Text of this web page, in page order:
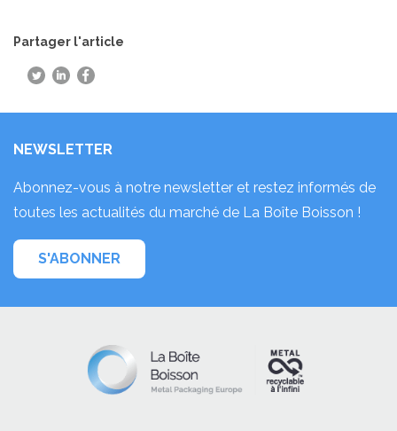
Partager l'article
NEWSLETTER
Abonnez-vous à notre newsletter et restez informés de
toutes les actualités du marché de La Boîte Boisson !
S'ABONNER